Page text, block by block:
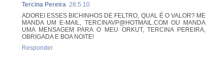
Tercina Pereira 28.5.10
ADOREI ESSES BICHINHOS DE FELTRO, QUAL É O VALOR? ME
MANDA UM E-MAIL, TERCINAVP@HOTMAIL.COM OU MANDA
UMA MENSAGEM PARA O MEU ORKUT, TERCINA PEREIRA,
OBRIGADA E BOA NOITE!
Responder